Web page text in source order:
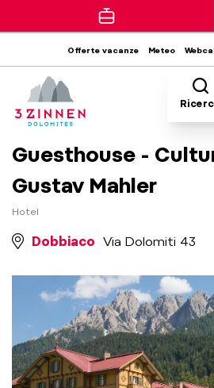
Offerte vacanze Meteo
Guesthouse -
Gustav Mahler
Hotel
Dobbiaco Via Dolomiti 43